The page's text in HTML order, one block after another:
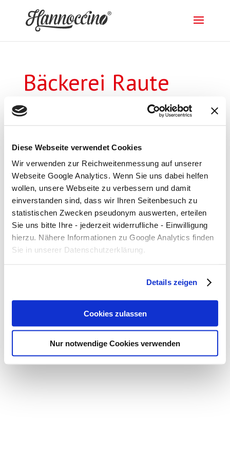
Diese Webseite verwendet Cookies
Wir verwenden zur Reichweitenmessung auf unserer
Webseite Google Analytics. Wenn Sie uns dabei helfen
wollen, unsere Webseite zu verbessern und damit
einverstanden sind, dass wir Ihren Seitenbesuch zu
statistischen Zwecken pseudonym auswerten, erteilen
Sie uns bitte Ihre - jederzeit widerrufliche - Einwilligung
hierzu. Nähere Informationen zu Google Analytics finden
Sie in unserer Datenschutzerklärung.
Details zeigen
Cookies zulassen
Nur notwendige Cookies verwenden
Bäckerei Raute
GmbH & Co.KG
Datenschutz